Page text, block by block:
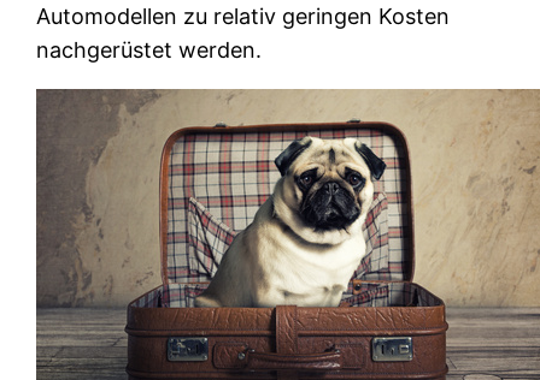
Automodellen zu relativ geringen Kosten
nachgerüstet werden.